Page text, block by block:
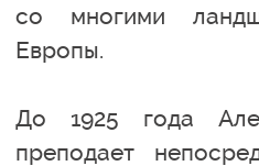
со многими
Европы.
До 1925 года
преподает